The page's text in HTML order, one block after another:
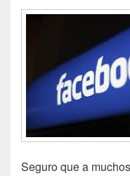
Seguro que a